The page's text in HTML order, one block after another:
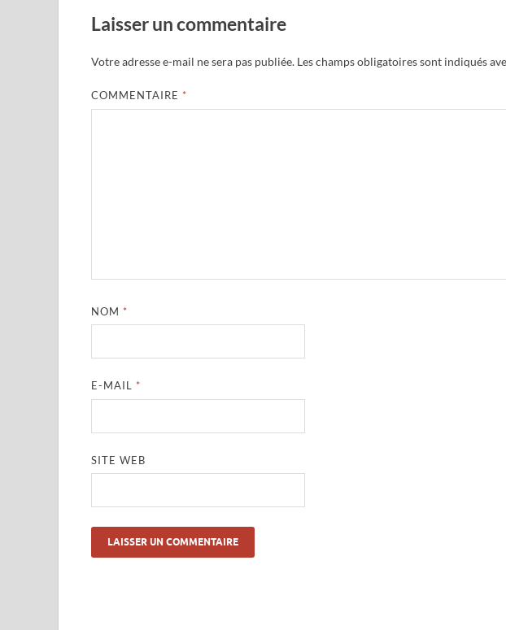
Laisser un commentaire
Votre adresse e-mail ne sera pas publiée. Les champs obligatoires sont indiqués
COMMENTAIRE *
NOM *
E-MAIL *
SITE WEB